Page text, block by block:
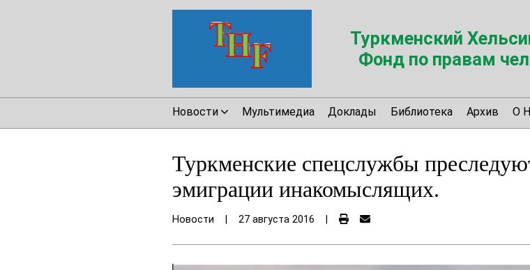
Туркменский
Фонд по правам
Новости Мультимедиа Доклады Библиотека Архив О
Туркменские спецслужбы
эмиграции инакомыслящих.
Новости 27 августа 2016